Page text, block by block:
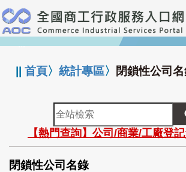
跳
到
主
要
:::
||首頁〉統計專區〉 閉鎖性公司
全
站
檢
索
【熱門查詢】公司/商業/工廠登
閉鎖性公司名錄